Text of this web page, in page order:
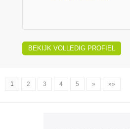
BEKIJK VOLLEDIG PROFIEL
1 2 3 4 5 » »»